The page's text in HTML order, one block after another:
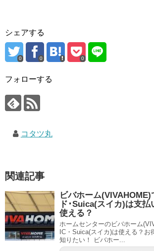
シェアする
0 0 0
フォローする
コタツ丸
関連記事
ビバホーム
ド･Suica(スイカ)は支払
使える？
ホームセンターのビバホーム
IC・Suica(スイカ)は使える？お
知りたい！ ビバホー...